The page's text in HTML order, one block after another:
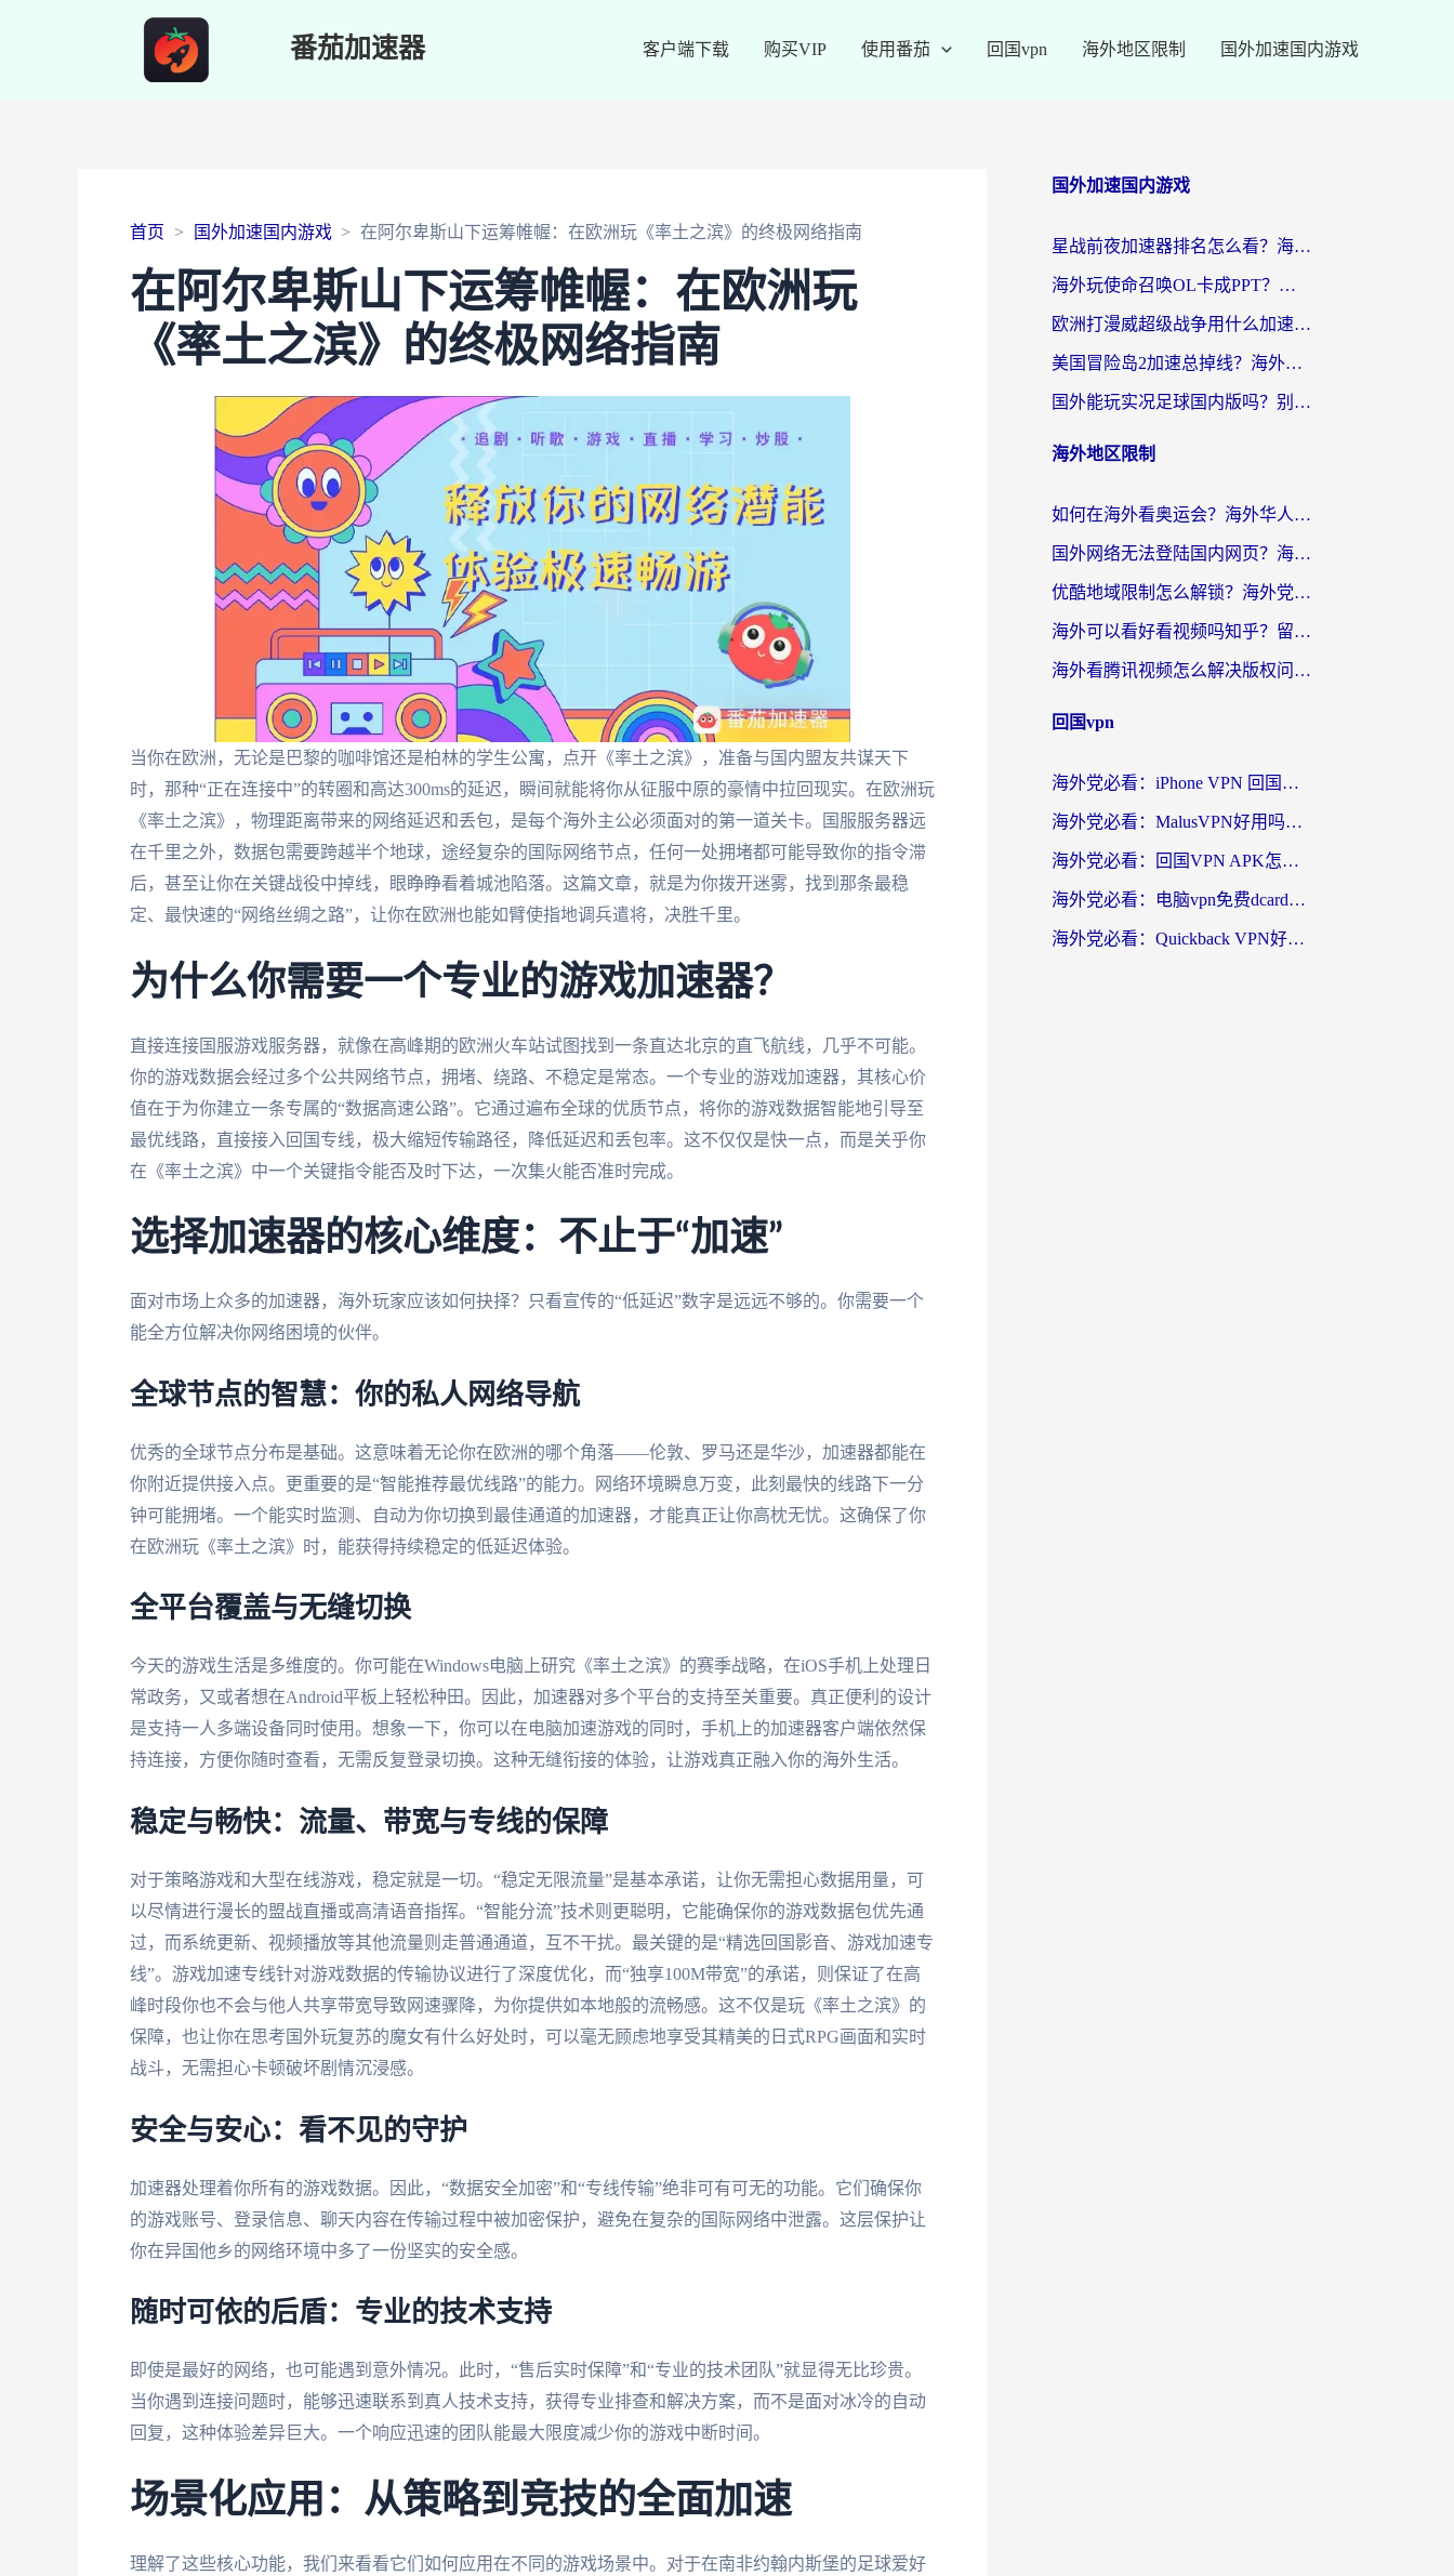
番茄加速器 客户端下载 购买VIP 使用番茄 回国vpn 海外地区限制 国外加速国内游戏
首页 国外加速国内游戏 在阿尔卑斯山下运筹帷幄：在欧洲玩《率土之滨》的终极网络指南
在阿尔卑斯山下运筹帷幄：在欧洲玩
《率土之滨》的终极网络指南
当你在欧洲，无论是巴黎的咖啡馆还是柏林的学生公寓，点开《率土之滨》，准备与国内盟友共谋天下
时，那种“正在连接中”的转圈和高达300ms的延迟，瞬间就能将你从征服中原的豪情中拉回现实。在欧洲玩
《率土之滨》，物理距离带来的网络延迟和丢包，是每个海外主公必须面对的第一道关卡。国服服务器远
在千里之外，数据包需要跨越半个地球，途经复杂的国际网络节点，任何一处拥堵都可能导致你的指令滞
后，甚至让你在关键战役中掉线，眼睁睁看着城池陷落。这篇文章，就是为你拨开迷雾，找到那条最稳
定、最快速的“网络丝绸之路”，让你在欧洲也能如臂使指地调兵遣将，决胜千里。
为什么你需要一个专业的游戏加速器？
直接连接国服游戏服务器，就像在高峰期的欧洲火车站试图找到一条直达北京的直飞航线，几乎不可能。
你的游戏数据会经过多个公共网络节点，拥堵、绕路、不稳定是常态。一个专业的游戏加速器，其核心价
值在于为你建立一条专属的“数据高速公路”。它通过遍布全球的优质节点，将你的游戏数据智能地引导至
最优线路，直接接入回国专线，极大缩短传输路径，降低延迟和丢包率。这不仅仅是快一点，而是关乎你
在《率土之滨》中一个关键指令能否及时下达，一次集火能否准时完成。
选择加速器的核心维度：不止于“加速”
面对市场上众多的加速器，海外玩家应该如何抉择？只看宣传的“低延迟”数字是远远不够的。你需要一个
能全方位解决你网络困境的伙伴。
全球节点的智慧：你的私人网络导航
优秀的全球节点分布是基础。这意味着无论你在欧洲的哪个角落——伦敦、罗马还是华沙，加速器都能在
你附近提供接入点。更重要的是“智能推荐最优线路”的能力。网络环境瞬息万变，此刻最快的线路下一分
钟可能拥堵。一个能实时监测、自动为你切换到最佳通道的加速器，才能真正让你高枕无忧。这确保了你
在欧洲玩《率土之滨》时，能获得持续稳定的低延迟体验。
全平台覆盖与无缝切换
今天的游戏生活是多维度的。你可能在Windows电脑上研究《率土之滨》的赛季战略，在iOS手机上处理日
常政务，又或者想在Android平板上轻松种田。因此，加速器对多个平台的支持至关重要。真正便利的设计
是支持一人多端设备同时使用。想象一下，你可以在电脑加速游戏的同时，手机上的加速器客户端依然保
持连接，方便你随时查看，无需反复登录切换。这种无缝衔接的体验，让游戏真正融入你的海外生活。
稳定与畅快：流量、带宽与专线的保障
对于策略游戏和大型在线游戏，稳定就是一切。“稳定无限流量”是基本承诺，让你无需担心数据用量，可
以尽情进行漫长的盟战直播或高清语音指挥。“智能分流”技术则更聪明，它能确保你的游戏数据包优先通
过，而系统更新、视频播放等其他流量则走普通通道，互不干扰。最关键的是“精选回国影音、游戏加速专
线”。游戏加速专线针对游戏数据的传输协议进行了深度优化，而“独享100M带宽”的承诺，则保证了在高
峰时段你也不会与他人共享带宽导致网速骤降，为你提供如本地般的流畅感。这不仅是玩《率土之滨》的
保障，也让你在思考国外玩复苏的魔女有什么好处时，可以毫无顾虑地享受其精美的日式RPG画面和实时
战斗，无需担心卡顿破坏剧情沉浸感。
安全与安心：看不见的守护
加速器处理着你所有的游戏数据。因此，“数据安全加密”和“专线传输”绝非可有可无的功能。它们确保你
的游戏账号、登录信息、聊天内容在传输过程中被加密保护，避免在复杂的国际网络中泄露。这层保护让
你在异国他乡的网络环境中多了一份坚实的安全感。
随时可依的后盾：专业的技术支持
即使是最好的网络，也可能遇到意外情况。此时，“售后实时保障”和“专业的技术团队”就显得无比珍贵。
当你遇到连接问题时，能够迅速联系到真人技术支持，获得专业排查和解决方案，而不是面对冰冷的自动
回复，这种体验差异巨大。一个响应迅速的团队能最大限度减少你的游戏中断时间。
场景化应用：从策略到竞技的全面加速
理解了这些核心功能，我们来看看它们如何应用在不同的游戏场景中。对于在南非约翰内斯堡的足球爱好
国外加速国内游戏
星战前夜加速器排名怎么看？海外玩家国服游戏畅玩终极指南（附欧洲玩跑跑我的起源解决方案）
海外玩使命召唤OL卡成PPT？苹果用户必看：使命召唤OL国外加速器下载苹果版指南
欧洲打漫威超级战争用什么加速器？3个海外游戏卡顿问题一次解决（附实测推荐）
美国冒险岛2加速总掉线？海外玩家必看的国服游戏加速器选择指南
国外能玩实况足球国内版吗？别再卡成PPT！海外党国服游戏加速全攻略
海外地区限制
如何在海外看奥运会？海外华人必看的体育赛事直播终极指南
国外网络无法登陆国内网页？海外党必看：选对回国加速器实现无缝访问
优酷地域限制怎么解锁？海外党亲测有效的追剧自由指南
海外可以看好看视频吗知乎？留学生亲测有效的回国追剧解决方案
海外看腾讯视频怎么解决版权问题呢？3步让你轻松解锁国内影视自由
回国vpn
海外党必看：iPhone VPN 回国怎么选？一篇搞定无缝访问国内资源
海外党必看：MalusVPN好用吗？和畅游VPN对比哪个回国效果更好？附穿梭飞鱼神龟真实体验
海外党必看：回国VPN APK怎么选？3步教你无缝刷国内剧玩国服
海外党必看：电脑vpn免费dcard真的靠谱吗？教你选对回国加速器无缝访问国内资源
海外党必看：Quickback VPN好用吗？和小黑牛VPN对比哪个回国效果更好？附真实体验+避坑指南